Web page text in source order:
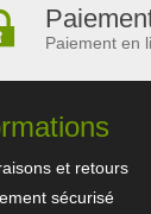
Paiement en
et retours
sécurisé